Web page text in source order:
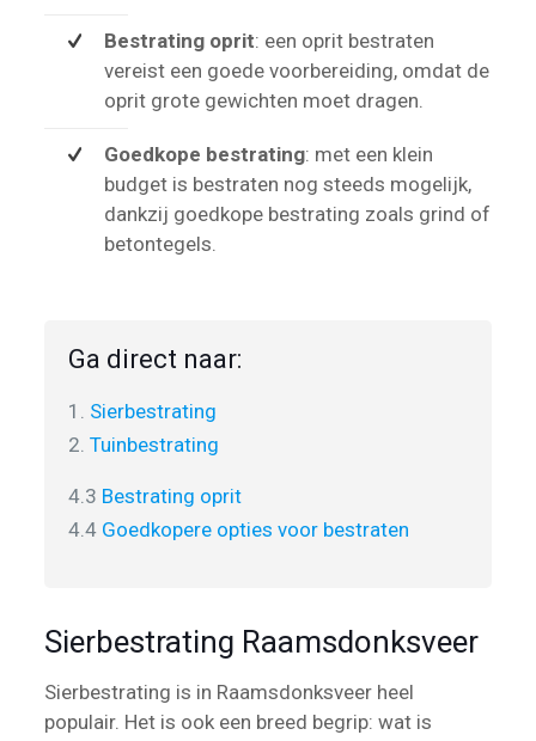
Bestrating oprit: een oprit bestraten
vereist een goede voorbereiding, omdat de
oprit grote gewichten moet dragen.
Goedkope bestrating: met een klein
budget is bestraten nog steeds mogelijk,
dankzij goedkope bestrating zoals grind of
betontegels.
Ga direct naar:
1. Sierbestrating
2. Tuinbestrating
4.3 Bestrating oprit
4.4 Goedkopere opties voor bestraten
Sierbestrating Raamsdonksveer
Sierbestrating is in Raamsdonksveer heel
populair. Het is ook een breed begrip: wat is